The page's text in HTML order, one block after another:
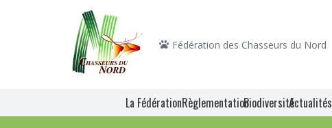
Fédération des Chasseurs du Nord
La FédérationRèglementationBiodiversitéActualités